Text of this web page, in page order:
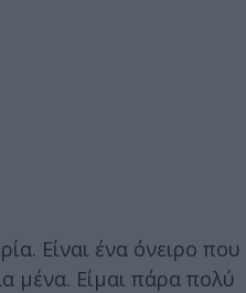
Είναι ένα όνειρο που
μένα. Είμαι πάρα πολύ